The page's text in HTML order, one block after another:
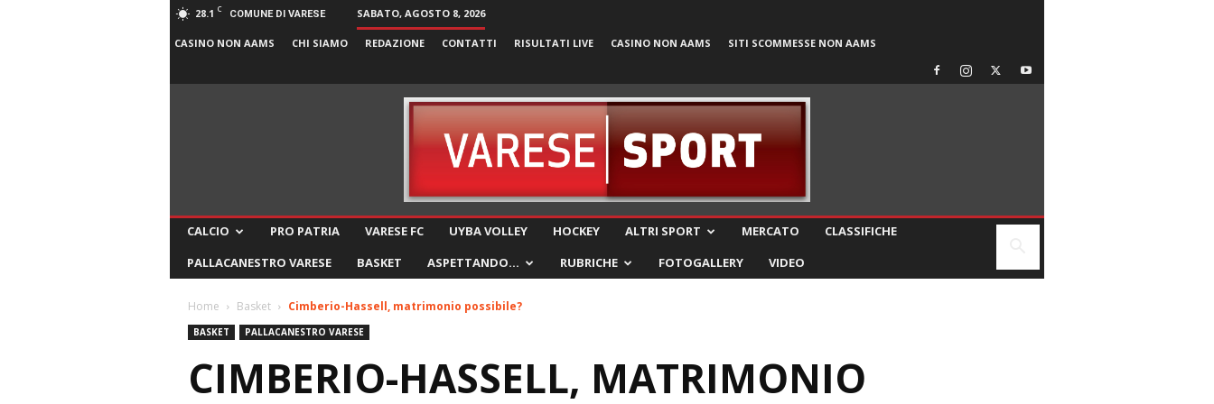
28.1 C COMUNE DI VARESE SABATO, AGOSTO 8, 2026
CASINO NON AAMS CHI SIAMO REDAZIONE CONTATTI RISULTATI LIVE CASINO NON AAMS SITI SCOMMESSE NON AAMS
CALCIO PRO PATRIA VARESE FC UYBA VOLLEY HOCKEY ALTRI SPORT MERCATO
CLASSIFICHE
PALLACANESTRO VARESE
BASKET ASPETTANDO… RUBRICHE FOTOGALLERY VIDEO
Home Basket Cimberio-Hassell, matrimonio possibile?
BASKET PALLACANESTRO VARESE
CIMBERIO-HASSELL, MATRIMONIO